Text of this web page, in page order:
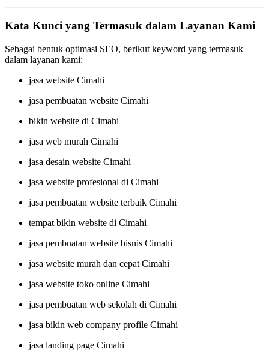
Kata Kunci yang Termasuk dalam Layanan Kami
Sebagai bentuk optimasi SEO, berikut keyword yang termasuk
dalam layanan kami:
jasa website Cimahi
jasa pembuatan website Cimahi
bikin website di Cimahi
jasa web murah Cimahi
jasa desain website Cimahi
jasa website profesional di Cimahi
jasa pembuatan website terbaik Cimahi
tempat bikin website di Cimahi
jasa pembuatan website bisnis Cimahi
jasa website murah dan cepat Cimahi
jasa website toko online Cimahi
jasa pembuatan web sekolah di Cimahi
jasa bikin web company profile Cimahi
jasa landing page Cimahi